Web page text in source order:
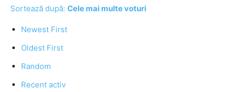
Sortează după: Cele mai multe voturi
Newest First
Oldest First
Random
Recent activ